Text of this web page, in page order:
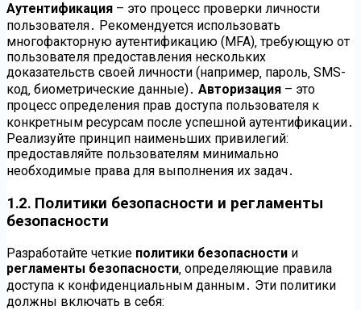
Аутентификация – это процесс проверки личности
пользователя․ Рекомендуется использовать
многофакторную аутентификацию (MFA)‚ требующую от
пользователя предоставления нескольких
доказательств своей личности (например‚ пароль‚ SMS-
код‚ биометрические данные)․ Авторизация – это
процесс определения прав доступа пользователя к
конкретным ресурсам после успешной аутентификации․
Реализуйте принцип наименьших привилегий:
предоставляйте пользователям минимально
необходимые права для выполнения их задач․
1․2․ Политики безопасности и регламенты
безопасности
Разработайте четкие политики безопасности и
регламенты безопасности ‚ определяющие правила
доступа к конфиденциальным данным․ Эти политики
должны включать в себя: